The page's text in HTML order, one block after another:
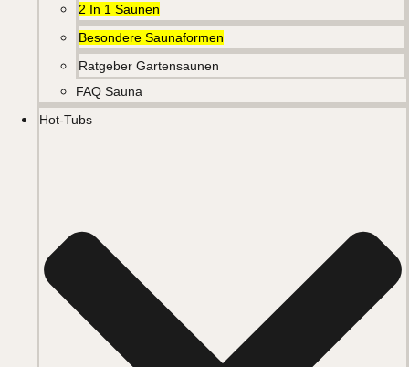
2 In 1 Saunen
Besondere Saunaformen
Ratgeber Gartensaunen
FAQ Sauna
Hot-Tubs